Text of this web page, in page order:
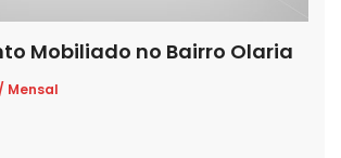
Mobiliado no Bairro Olaria
/ Mensal